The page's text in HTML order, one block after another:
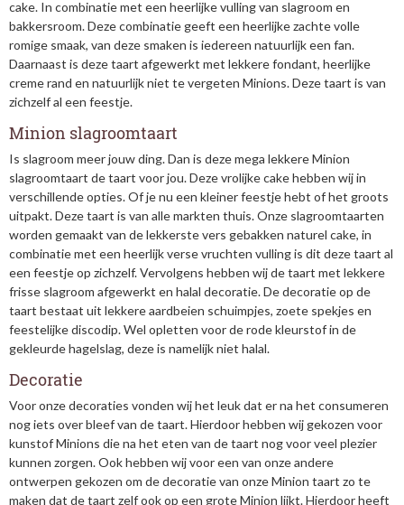
cake. In combinatie met een heerlijke vulling van slagroom en
bakkersroom. Deze combinatie geeft een heerlijke zachte volle
romige smaak, van deze smaken is iedereen natuurlijk een fan.
Daarnaast is deze taart afgewerkt met lekkere fondant, heerlijke
creme rand en natuurlijk niet te vergeten Minions. Deze taart is van
zichzelf al een feestje.
Minion slagroomtaart
Is slagroom meer jouw ding. Dan is deze mega lekkere Minion
slagroomtaart de taart voor jou. Deze vrolijke cake hebben wij in
verschillende opties. Of je nu een kleiner feestje hebt of het groots
uitpakt. Deze taart is van alle markten thuis. Onze slagroomtaarten
worden gemaakt van de lekkerste vers gebakken naturel cake, in
combinatie met een heerlijk verse vruchten vulling is dit deze taart al
een feestje op zichzelf. Vervolgens hebben wij de taart met lekkere
frisse slagroom afgewerkt en halal decoratie. De decoratie op de
taart bestaat uit lekkere aardbeien schuimpjes, zoete spekjes en
feestelijke discodip. Wel opletten voor de rode kleurstof in de
gekleurde hagelslag, deze is namelijk niet halal.
Decoratie
Voor onze decoraties vonden wij het leuk dat er na het consumeren
nog iets over bleef van de taart. Hierdoor hebben wij gekozen voor
kunstof Minions die na het eten van de taart nog voor veel plezier
kunnen zorgen. Ook hebben wij voor een van onze andere
ontwerpen gekozen om de decoratie van onze Minion taart zo te
maken dat de taart zelf ook op een grote Minion lijkt. Hierdoor heeft